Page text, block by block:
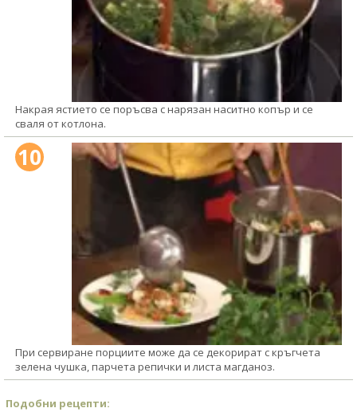
Накрая ястието се поръсва с нарязан наситно копър и се
сваля от котлона.
10
При сервиране порциите може да се декорират с кръгчета
зелена чушка, парчета репички и листа магданоз.
Подобни рецепти: